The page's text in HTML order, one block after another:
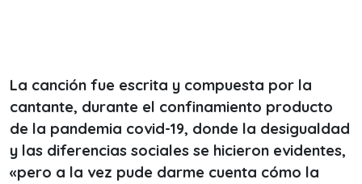
La canción fue escrita y compuesta por la
cantante, durante el confinamiento producto
de la pandemia covid-19, donde la desigualdad
y las diferencias sociales se hicieron evidentes,
«pero a la vez pude darme cuenta cómo la